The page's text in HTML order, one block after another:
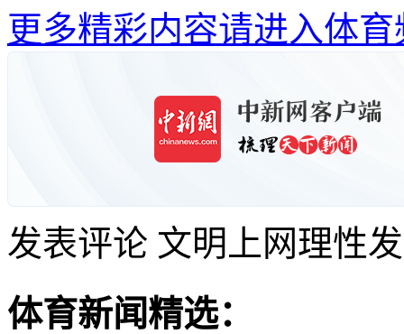
更多精彩内容请进入体育
发表评论 文明上网理性
体育新闻精选：